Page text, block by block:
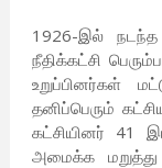
1926-இல் நடந்த
நீதிக்கட்சி
உறுப்பினர்கள்
தனிப்பெரும்
கட்சியினர் 41
அமைக்க